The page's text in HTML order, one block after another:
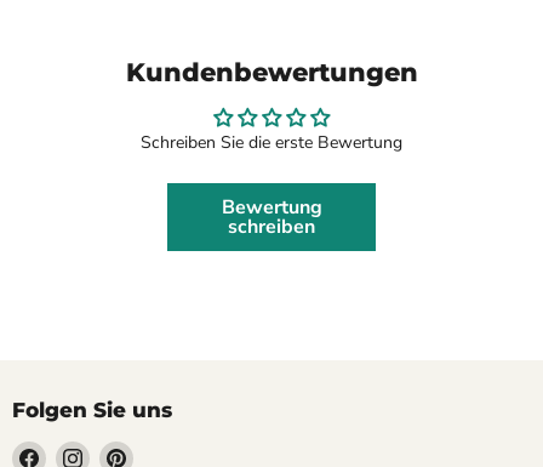
Kundenbewertungen
Schreiben Sie die erste Bewertung
Bewertung
schreiben
Folgen Sie uns
FindenFindenFinden